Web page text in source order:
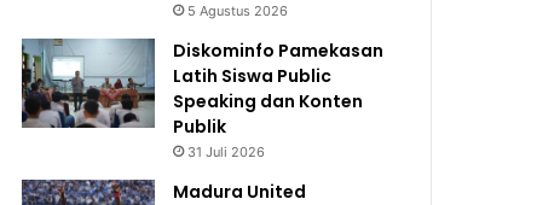
5 Agustus 2026
Diskominfo Pamekasan
Latih Siswa Public
Speaking dan Konten
Publik
31 Juli 2026
Madura United